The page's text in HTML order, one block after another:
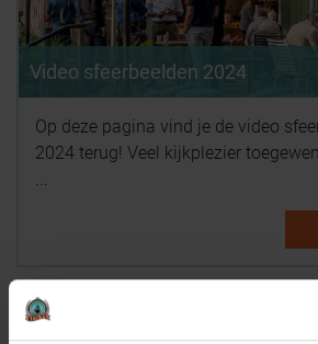
Video sfeerbeelden 2024
Op deze pagina vind je de video
2024 terug! Veel kijkplezier
...